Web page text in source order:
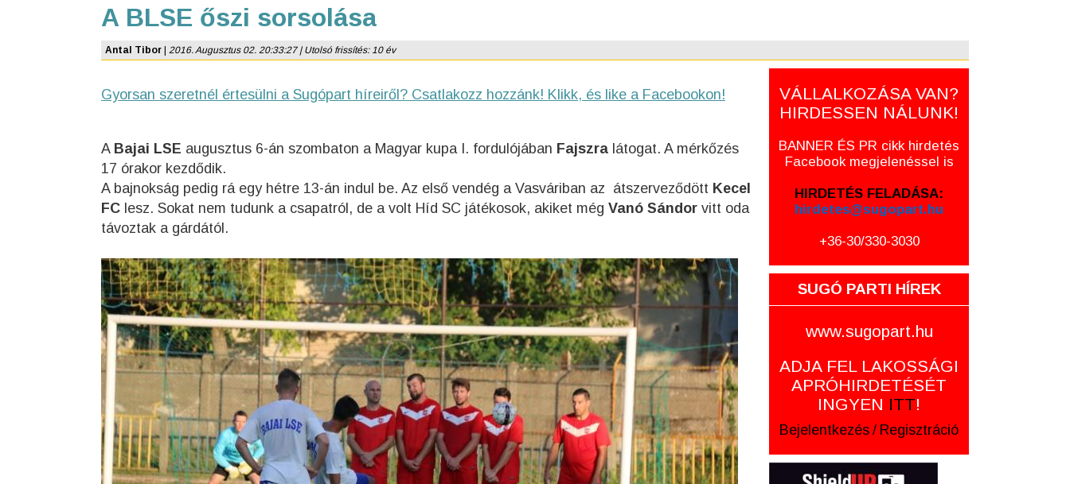
A BLSE őszi sorsolása
Antal Tibor 2016. Augusztus 02. 20:33:27 | Utolsó frissítés: 10 év
Gyorsan szeretnél értesülni a Sugópart híreiről? Csatlakozz hozzánk! Klikk, és like a Facebookon!
A Bajai LSE augusztus 6-án szombaton a Magyar kupa I. fordulójában Fajszra látogat. A mérkőzés
17 órakor kezdődik.
A bajnokság pedig rá egy hétre 13-án indul be. Az első vendég a Vasváriban az átszerveződött Kecel
FC lesz. Sokat nem tudunk a csapatról, de a volt Híd SC játékosok, akiket még Vanó Sándor vitt oda
távoztak a gárdától.
VÁLLALKOZÁSA VAN?
HIRDESSEN NÁLUNK!
BANNER ÉS PR cikk hirdetés
Facebook megjelenéssel is
HIRDETÉS FELADÁSA:
hirdetes@sugopart.hu
+36-30/330-3030
SUGÓ PARTI HÍREK
www.sugopart.hu
ADJA FEL LAKOSSÁGI
APRÓHIRDETÉSÉT
INGYEN ITT!
Bejelentkezés / Regisztráció